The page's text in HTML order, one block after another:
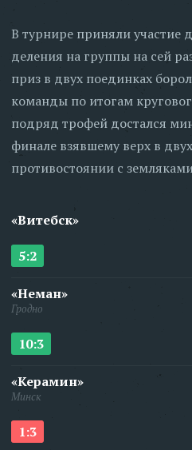
В турнире приняли участие
деления на группы на сей
приз в двух поединках
команды по итогам
подряд трофей достался
финале взявшему верх в
противостоянии с
«Витебск»
5:2
«Неман»
Гродно
10:3
«Керамин»
Минск
1:3